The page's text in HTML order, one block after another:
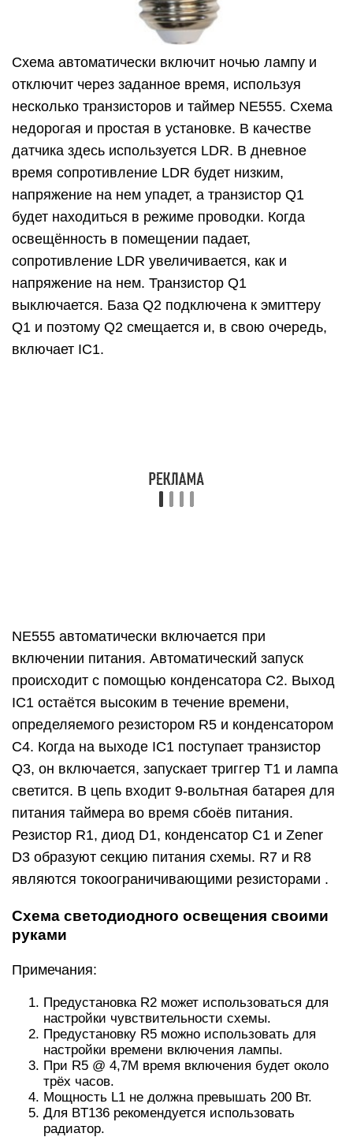
сопротивление LDR увеличивается, как и
напряжение на нем. Транзистор Q1
выключается. База Q2 подключена к эмиттеру
определяемого резистором R5 и конденсатором
C4. Когда на выходе IC1 поступает транзистор
являются токоограничивающими резисторами .
Схема светодиодного освещения своими
руками
Примечания:
Предустановка R2 может использоваться для
настройки чувствительности схемы.
Предустановку R5 можно использовать для
настройки времени включения лампы.
При R5 @ 4,7M время включения будет около
трёх часов.
Мощность L1 не должна превышать 200 Вт.
Для BT136 рекомендуется использовать
радиатор.
Использование светодиодных
лампочек взамен
газоразрядным